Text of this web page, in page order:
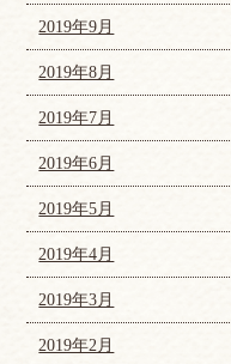
2019年9月
2019年8月
2019年7月
2019年6月
2019年5月
2019年4月
2019年3月
2019年2月